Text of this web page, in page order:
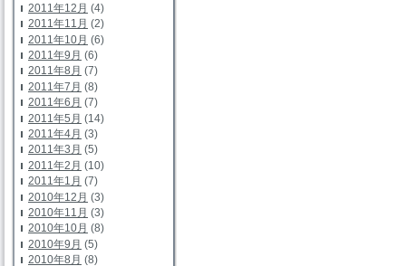
2011年12月 (4)
2011年11月 (2)
2011年10月 (6)
2011年9月 (6)
2011年8月 (7)
2011年7月 (8)
2011年6月 (7)
2011年5月 (14)
2011年4月 (3)
2011年3月 (5)
2011年2月 (10)
2011年1月 (7)
2010年12月 (3)
2010年11月 (3)
2010年10月 (8)
2010年9月 (5)
2010年8月 (8)